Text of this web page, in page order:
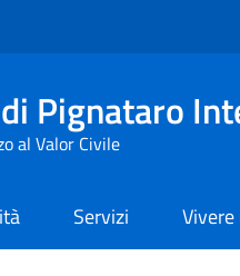
Pignataro
al Valor Civile
Servizi